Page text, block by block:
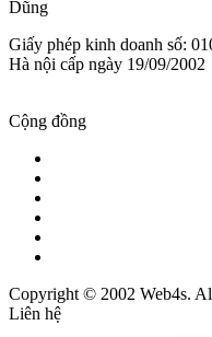
Dũng
Giấy phép kinh doanh số:
Hà nội cấp ngày 19/09/2002
Cộng đồng
Copyright © 2002 Web4s.
Liên hệ